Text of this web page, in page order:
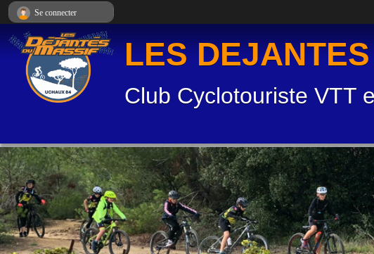
LES
Club Cyclotouriste VTT
Se connecter
Panneau de gestion des cookies